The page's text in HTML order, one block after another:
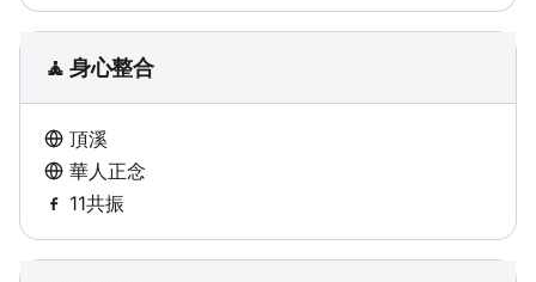
🧘 身心整合
頂溪
華人正念
11共振